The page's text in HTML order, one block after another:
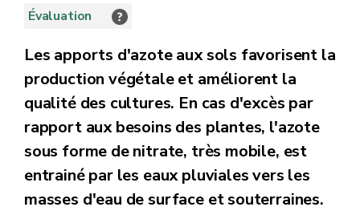
Évaluation
Les apports d'azote aux sols favorisent la
production végétale et améliorent la
qualité des cultures. En cas d'excès par
rapport aux besoins des plantes, l'azote
sous forme de nitrate, très mobile, est
entrainé par les eaux pluviales vers les
masses d'eau de surface et souterraines.